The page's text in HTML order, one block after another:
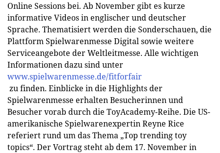
Online Sessions bei. Ab November gibt es kurze
informative Videos in englischer und deutscher
Sprache. Thematisiert werden die Sonderschauen, die
Plattform Spielwarenmesse Digital sowie weitere
Serviceangebote der Weltleitmesse. Alle wichtigen
Informationen dazu sind unter
www.spielwarenmesse.de/fitforfair
zu finden. Einblicke in die Highlights der
Spielwarenmesse erhalten Besucherinnen und
Besucher vorab durch die ToyAcademy-Reihe. Die US-
amerikanische Spielwarenexpertin Reyne Rice
referiert rund um das Thema „Top trending toy
topics“. Der Vortrag steht ab dem 17. November in